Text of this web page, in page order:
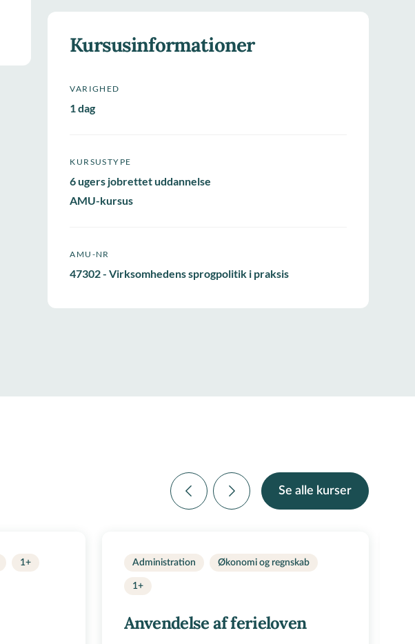
Kursusinformationer
VARIGHED
1 dag
KURSUSTYPE
6 ugers jobrettet uddannelse
AMU-kursus
AMU-NR
47302 - Virksomhedens sprogpolitik i praksis
Se alle kurser
1+ Administration Økonomi og regnskab
1+
Anvendelse af ferieloven